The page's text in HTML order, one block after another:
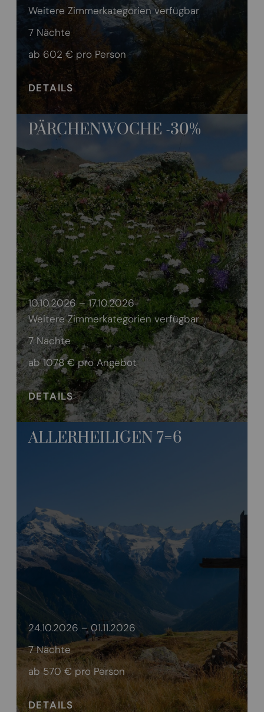
Weitere Zimmerkategorien verfügbar
7 Nächte
ab 602 € pro Person
DETAILS
PÄRCHENWOCHE -30%
10.10.2026 – 17.10.2026
Weitere Zimmerkategorien verfügbar
7 Nächte
ab 1078 €pro Angebot
DETAILS
ALLERHEILIGEN 7=6
24.10.2026 – 01.11.2026
7 Nächte
ab 570 €pro Person
DETAILS